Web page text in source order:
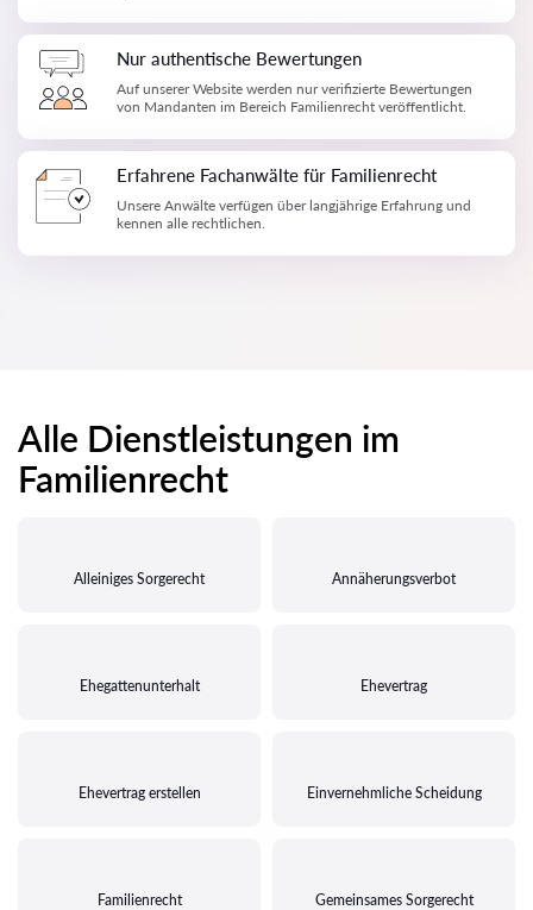
Nur authentische Bewertungen
Auf unserer Website werden nur verifizierte Bewertungen
von Mandanten im Bereich Familienrecht veröffentlicht.
Erfahrene Fachanwälte für Familienrecht
Unsere Anwälte verfügen über langjährige Erfahrung und
kennen alle rechtlichen.
Alle Dienstleistungen im
Familienrecht
Alleiniges Sorgerecht Annäherungsverbot
Ehegattenunterhalt Ehevertrag
Ehevertrag erstellen Einvernehmliche Scheidung
Familienrecht Gemeinsames Sorgerecht